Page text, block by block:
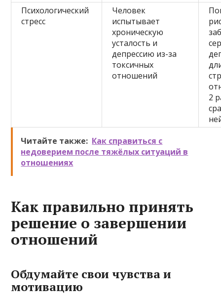
Психологический
стресс
Человек
испытывает
хроническую
усталость и
депрессию из-за
токсичных
отношений
2
Читайте также: Как справиться с
недоверием после тяжёлых ситуаций в
отношениях
Как правильно принять
решение о завершении
отношений
Обдумайте свои чувства и
мотивацию